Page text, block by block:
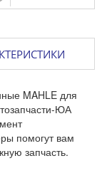
MAHLE для
ЮА
помогут вам
запчасть.